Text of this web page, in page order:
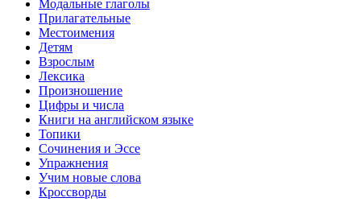
Модальные глаголы
Прилагательные
Местоимения
Детям
Взрослым
Лексика
Произношение
Цифры и числа
Книги на английском языке
Топики
Сочинения и Эссе
Упражнения
Учим новые слова
Кроссворды